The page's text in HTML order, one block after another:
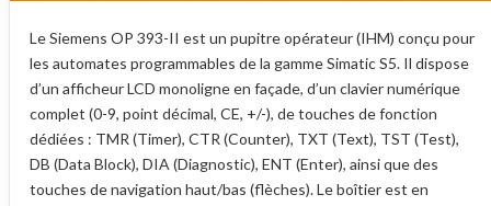
Le Siemens OP 393-II est un pupitre opérateur (IHM) conçu pour
les automates programmables de la gamme Simatic S5. Il dispose
d’un afficheur LCD monoligne en façade, d’un clavier numérique
complet (0-9, point décimal, CE, +/-), de touches de fonction
dédiées : TMR (Timer), CTR (Counter), TXT (Text), TST (Test),
DB (Data Block), DIA (Diagnostic), ENT (Enter), ainsi que des
touches de navigation haut/bas (flèches). Le boîtier est en